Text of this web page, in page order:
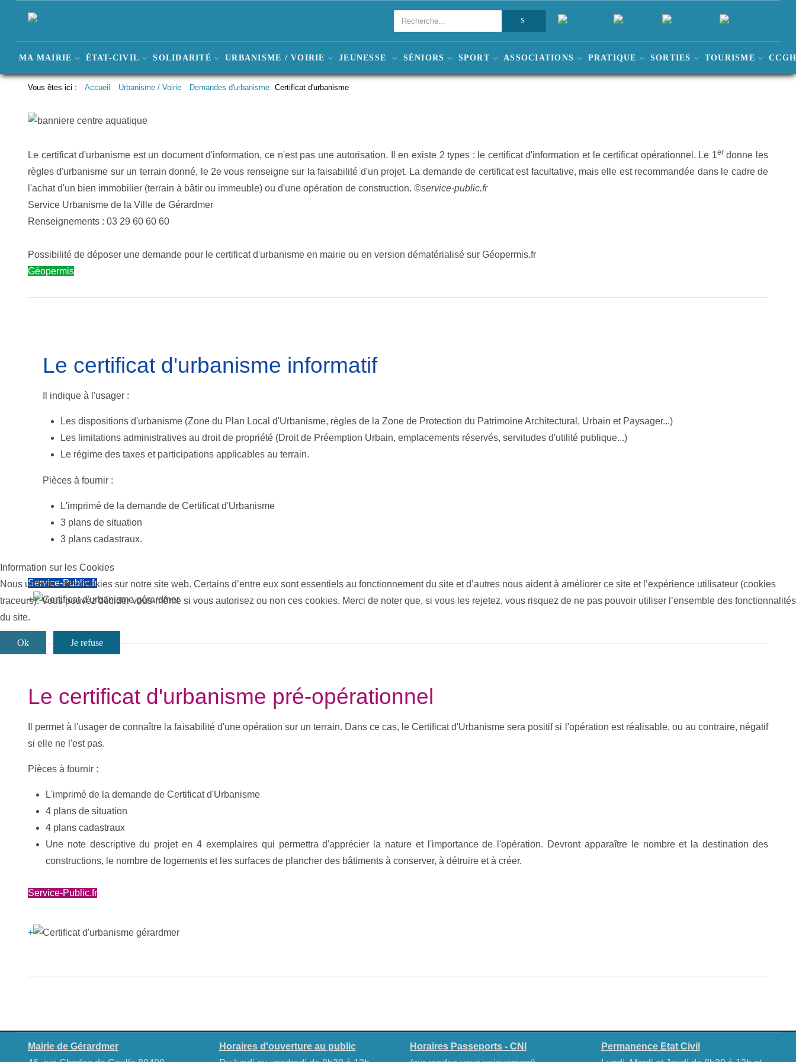
MA MAIRIE ÉTAT-CIVIL SOLIDARITÉ URBANISME / VOIRIE JEUNESSE SÉNIORS SPORT ASSOCIATIONS PRATIQUE SORTIES TOURISME
Vous êtes ici : Accueil Urbanisme / Voirie Demandes d'urbanisme Certificat d'urbanisme
Le certificat d'urbanisme est un document d'information, ce n'est pas une autorisation. Il en existe 2 types : le certificat d'information et le certificat opérationnel. Le 1er donne les
règles d'urbanisme sur un terrain donné, le 2e vous renseigne sur la faisabilité d'un projet. La demande de certificat est facultative, mais elle est recommandée dans le cadre de
l'achat d'un bien immobilier (terrain à bâtir ou immeuble) ou d'une opération de construction. ©service-public.fr
Service Urbanisme de la Ville de Gérardmer
Renseignements : 03 29 60 60 60
Possibilité de déposer une demande pour le certificat d'urbanisme en mairie ou en version dématérialisé sur Géopermis.fr
Géopermis
Le certificat d'urbanisme informatif
Il indique à l'usager :
Les dispositions d'urbanisme (Zone du Plan Local d'Urbanisme, règles de la Zone de Protection du Patrimoine Architectural, Urbain et Paysager...)
Les limitations administratives au droit de propriété (Droit de Préemption Urbain, emplacements réservés, servitudes d'utilité publique...)
Le régime des taxes et participations applicables au terrain.
Pièces à fournir :
L'imprimé de la demande de Certificat d'Urbanisme
3 plans de situation
3 plans cadastraux.
Service-Public.fr
+
Le certificat d'urbanisme pré-opérationnel
Il permet à l'usager de connaître la faisabilité d'une opération sur un terrain. Dans ce cas, le Certificat d'Urbanisme sera positif si l'opération est réalisable, ou au contraire, négatif
si elle ne l'est pas.
Pièces à fournir :
L'imprimé de la demande de Certificat d'Urbanisme
4 plans de situation
4 plans cadastraux
Une note descriptive du projet en 4 exemplaires qui permettra d'apprécier la nature et l'importance de l'opération. Devront apparaître le nombre et la destination des
constructions, le nombre de logements et les surfaces de plancher des bâtiments à conserver, à détruire et à créer.
Service-Public.fr
+
Mairie de Gérardmer
Horaires d'ouverture au public
Horaires Passeports - CNI
Permanence Etat Civil
Information sur les Cookies
Nous utilisons des cookies sur notre site web. Certains d’entre eux sont essentiels au fonctionnement du site et d’autres nous aident à améliorer ce site et l’expérience utilisateur (cookies
traceurs). Vous pouvez décider vous-même si vous autorisez ou non ces cookies. Merci de noter que, si vous les rejetez, vous risquez de ne pas pouvoir utiliser l’ensemble des fonctionnalités
du site.
Ok Je refuse